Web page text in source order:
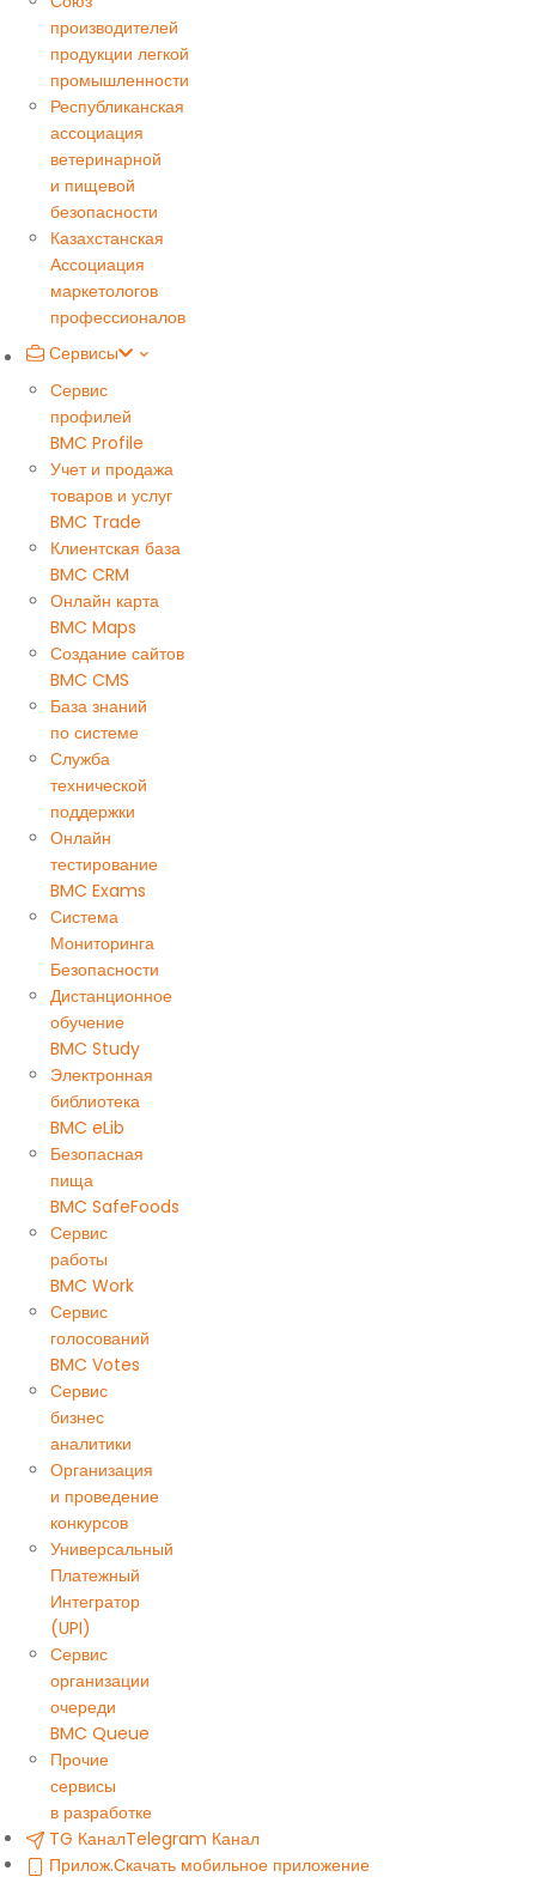
производителей
продукции легкой
промышленности
Республиканская
ассоциация
ветеринарной
и пищевой
безопасности
Казахстанская
Ассоциация
маркетологов
профессионалов
Сервисы
Сервис
профилей
BMC Profile
Учет и продажа
товаров и услуг
BMC Trade
Клиентская база
BMC CRM
Онлайн карта
BMC Maps
Создание сайтов
BMC CMS
База знаний
по системе
Служба
технической
поддержки
Онлайн
тестирование
BMC Exams
Система
Мониторинга
Безопасности
Дистанционное
обучение
BMC Study
Электронная
библиотека
BMC eLib
Безопасная
пища
BMC SafeFoods
Сервис
работы
BMC Work
Сервис
голосований
BMC Votes
Сервис
бизнес
аналитики
Организация
и проведение
конкурсов
Универсальный
Платежный
Интегратор
(UPI)
Сервис
организации
очереди
BMC Queue
Прочие
сервисы
в разработке
TG КаналTelegram Канал
Прилож.Скачать мобильное приложение